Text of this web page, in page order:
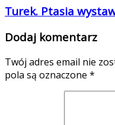
Turek. Ptasia
Dodaj komentarz
Twój adres email nie
pola są oznaczone *